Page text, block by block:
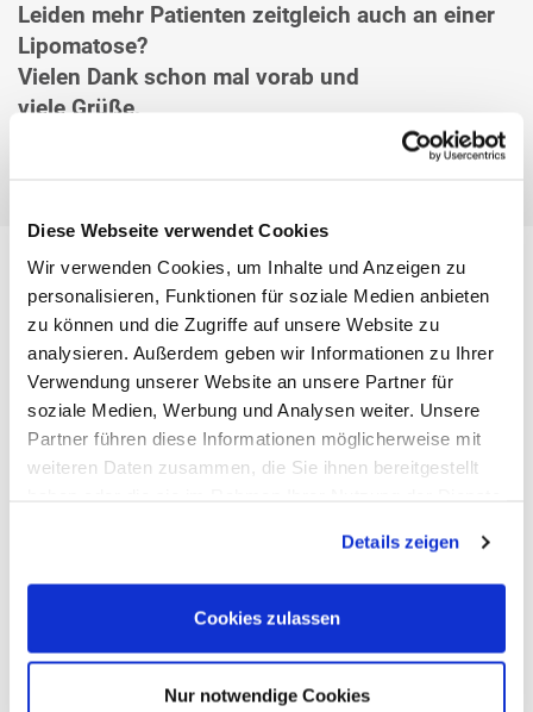
Diese Webseite verwendet Cookies
Wir verwenden Cookies, um Inhalte und Anzeigen zu
personalisieren, Funktionen für soziale Medien anbieten
zu können und die Zugriffe auf unsere Website zu
analysieren. Außerdem geben wir Informationen zu Ihrer
Verwendung unserer Website an unsere Partner für
soziale Medien, Werbung und Analysen weiter. Unsere
Partner führen diese Informationen möglicherweise mit
weiteren Daten zusammen, die Sie ihnen bereitgestellt
Details zeigen
Cookies zulassen
Nur notwendige Cookies
Leiden mehr Patienten zeitgleich auch an einer
Lipomatose?
Vielen Dank schon mal vorab und
viele Grüße,
Hubertus Reither
Antwort von Hubertus Reither am 22.03.2016 um 14:54:59
Sehr geehrte Frau Ta,
vielen Dank für Ihre Nachricht .Ein Zusammenhang besteht
insofern,als mit zunehmenden Fettgewebe dem
Organismus die Möglichkeit gegeben wird in das
sinkt damit auch die Ödembereitschaft.Viele liebe Grüße